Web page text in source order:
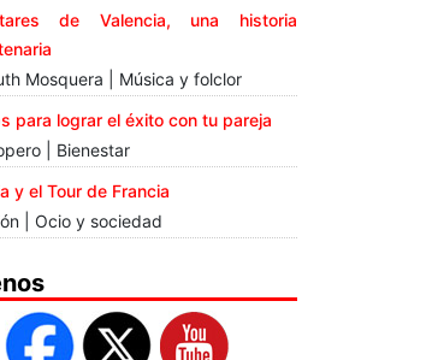
de Valencia, una historia
Mosquera | Música y folclor
para lograr el éxito con tu pareja
| Bienestar
y el Tour de Francia
| Ocio y sociedad